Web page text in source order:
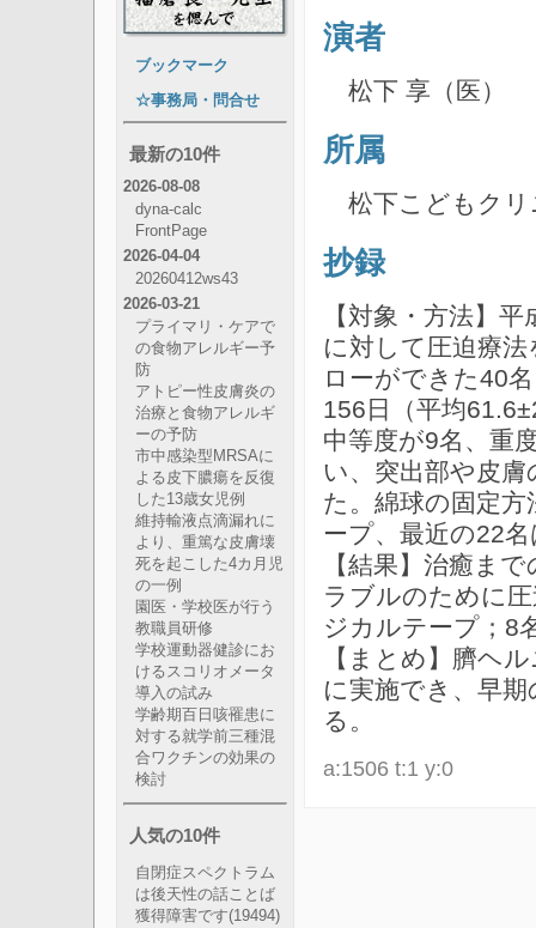
演者
松下 享（医）
所属
松下こどもクリ
抄録
【対象・方法】
に対して圧迫療
ローができた40
156日（平均
中等度が9名、重
い、突出部や皮
た。綿球の固定
ープ、最近の22
【結果】治癒ま
ラブルのために
ジカルテープ；8
【まとめ】臍ヘ
に実施でき、早
る。
a:1506 t:1 y:0
ブックマーク
☆事務局・問合せ
最新の10件
2026-08-08
dyna-calc
FrontPage
2026-04-04
20260412ws43
2026-03-21
プライマリ・ケアで
の食物アレルギー予
防
アトピー性皮膚炎の
治療と食物アレルギ
ーの予防
市中感染型MRSAに
よる皮下膿瘍を反復
した13歳女児例
維持輸液点滴漏れに
より、重篤な皮膚壊
死を起こした4カ月児
の一例
園医・学校医が行う
教職員研修
学校運動器健診にお
けるスコリオメータ
導入の試み
学齢期百日咳罹患に
対する就学前三種混
合ワクチンの効果の
検討
人気の10件
自閉症スペクトラム
は後天性の話ことば
獲得障害です(19494)